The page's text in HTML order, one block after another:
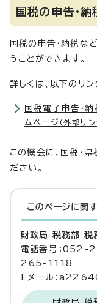
国税の申告・
国税の申告・納税な
うことができます。
詳しくは、以下のリン
国税電子申告・
ムページ （外部リン
この機会に、国税・
ださい。
このページに関
財政局 税務部 税
電話番号：052-
265-1118
Eメール：